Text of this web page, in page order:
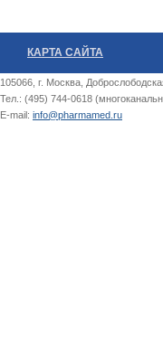
КАРТА САЙТА
105066, г. Москва,
Тел.: (495) 744-0618
E-mail: info@pharmamed.ru